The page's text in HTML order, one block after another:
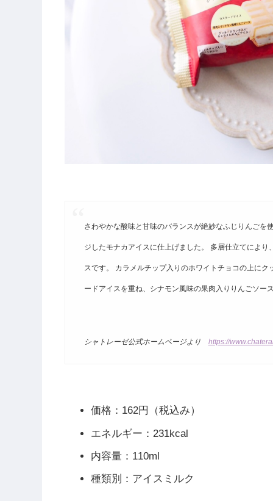
さわやかな酸味と甘味のバランスが絶妙なふじりんごを
ジしたモナカアイスに仕上げました。 多層仕立てによ
スです。 カラメルチップ入りのホワイトチョコの上に
ードアイスを重ね、シナモン風味の果肉入りりんごソー
シャトレーゼ公式ホームページより https://
価格：162円（税込み）
エネルギー：231kcal
内容量：110ml
種類別：アイスミルク